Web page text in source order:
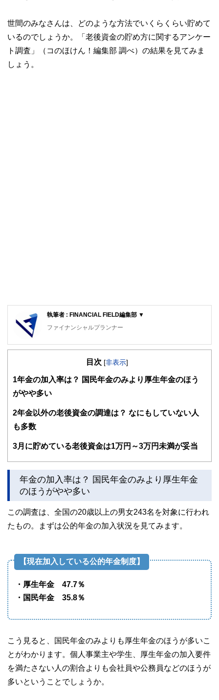
世間のみなさんは、どのような方法でいくらくらい貯めて
いるのでしょうか。「老後資金の貯め方に関するアンケー
ト調査」（コのほけん！編集部 調べ）の結果を見てみま
しょう。
執筆者 : FINANCIAL FIELD編集部 ▼
ファイナンシャルプランナー
FinancialField編集部は、金融、経済に関する記事を、日々
知識がない方でも理解できるようわかりやすく発信していま
得者を中心に「お金や暮らし」に関する書籍・雑誌の編集経
関わることで、読者目線のコンテンツを追求しています。
ドバイザー、DCプランナー、公認会計士、社会保険労務
をわかりやすく発信している点です。
執筆者・監修者による執筆体制を築くことで、内容のわかり
やすさはもちろんのこと、読み応えのあるコンテンツと確か
な情報発信を実現しています。
目次 [非表示]
1年金の加入率は？ 国民年金のみより厚生年金のほう
がやや多い
2年金以外の老後資金の調達は？ なにもしていない人
も多数
3月に貯めている老後資金は1万円～3万円未満が妥当
年金の加入率は？ 国民年金のみより厚生年金
のほうがやや多い
この調査は、全国の20歳以上の男女243名を対象に行われ
たもの。まずは公的年金の加入状況を見てみます。
【現在加入している公的年金制度】
・厚生年金 47.7％
・国民年金 35.8％
こう見ると、国民年金のみよりも厚生年金のほうが多いこ
とがわかります。個人事業主や学生、厚生年金の加入要件
を満たさない人の割合よりも会社員や公務員などのほうが
多いということでしょうか。